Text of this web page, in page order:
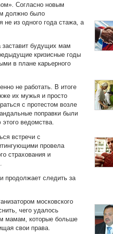
Согласно новым
должно было
не из одного года стажа, а
заставит будущих мам
кризисные годы
в плане карьерного
не работать. В итоге
их мужья и просто
с протестом возле
поправки были
ведомства.
встречи с
провела
страхования и
и продолжает следить за
московского
чего удалось
мамам, которые больше
свои права.